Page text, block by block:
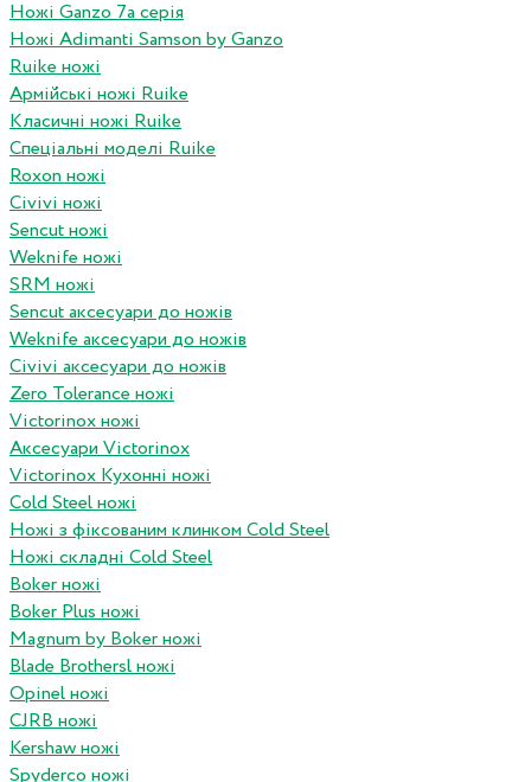
Ножі Ganzo 7а серія
Ножі Adimanti Samson by Ganzo
Ruike ножі
Армійські ножі Ruike
Класичні ножі Ruike
Спеціальні моделі Ruike
Roxon ножi
Civivi ножі
Sencut ножі
Weknife ножі
SRM ножі
Sencut аксесуари до ножів
Weknife аксесуари до ножів
Civivi аксесуари до ножів
Zero Tolerance ножі
Victorinox ножі
Аксесуари Victorinox
Victorinox Кухонні ножі
Cold Steel ножі
Ножі з фіксованим клинком Cold Steel
Ножі складні Cold Steel
Boker ножі
Boker Plus ножі
Magnum by Boker ножі
Blade Brothersl ножі
Opinel ножі
CJRB ножі
Kershaw ножі
Spyderco ножі